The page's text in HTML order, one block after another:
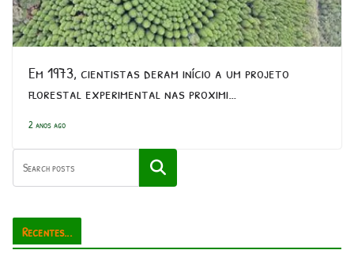
Em 1973, cientistas deram início a um projeto
florestal experimental nas proximi…
2 anos ago
Pesquisar
Recentes...